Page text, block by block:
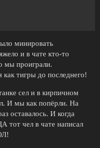
минировать
и в чате кто-то
мы проиграли.
тигры до последнего!
сел и в кирпичном
И мы как попёрли. На
оставалось. И когда
тот чел в чате написал